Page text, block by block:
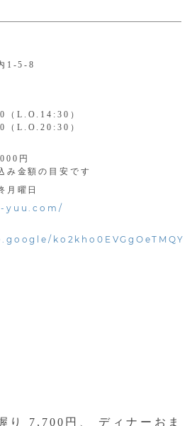
1-5-8
（L.O.14:30）
（L.O.20:30）
円
み金額の目安です
月曜日
yuu.com/
ko2kho0EVGgOeTMQY
り 7,700円、 ディナーおま